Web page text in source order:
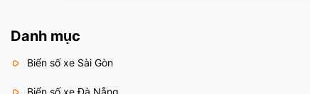
Danh mục
Biển số xe Sài Gòn
Biển số xe Đà Nẵng